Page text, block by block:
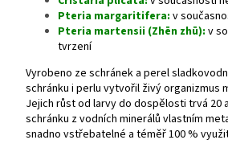
Pteria margaritifera: v
Pteria martensii (Zhēn zhū): v
tvrzení
Vyrobeno ze schránek a perel
schránku i perlu vytvořil živý organizmus
Jejich růst od larvy do dospělosti trvá 20
schránku z vodních minerálů vlastním
snadno vstřebatelné a téměř 100 %